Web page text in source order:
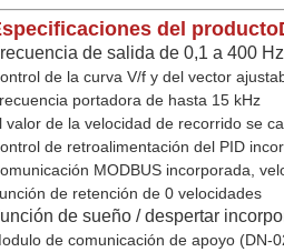
del producto
de salida de 0,1 a 400 Hz
de la curva V/f y del vector
portadora de hasta 15 kHz
valor de la velocidad de recorrido se
de retroalimentación del PID
MODBUS incorporada,
de retención de 0 velocidades
de sueño / despertar
de comunicación de apoyo (DN-